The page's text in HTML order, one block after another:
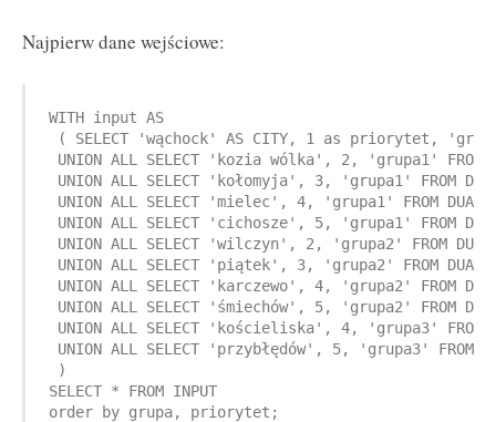
Najpierw dane wejściowe:
WITH input AS
( SELECT 'wąchock' AS CITY, 1 as priorytet, 'grupa1'
UNION ALL SELECT 'kozia wólka', 2, 'grupa1' FROM
UNION ALL SELECT 'kołomyja', 3, 'grupa1' FROM
UNION ALL SELECT 'mielec', 4, 'grupa1' FROM DUAL
UNION ALL SELECT 'cichosze', 5, 'grupa1' FROM
UNION ALL SELECT 'wilczyn', 2, 'grupa2' FROM DUAL
UNION ALL SELECT 'piątek', 3, 'grupa2' FROM DUAL
UNION ALL SELECT 'karczewo', 4, 'grupa2' FROM
UNION ALL SELECT 'śmiechów', 5, 'grupa2' FROM
UNION ALL SELECT 'kościeliska', 4, 'grupa3' FROM
UNION ALL SELECT 'przybłędów', 5, 'grupa3' FROM
)
SELECT * FROM INPUT
order by grupa, priorytet;